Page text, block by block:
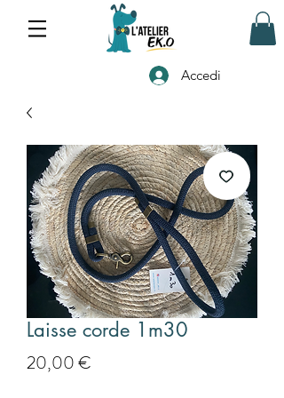
Accedi
Laisse corde 1m30
20,00 €